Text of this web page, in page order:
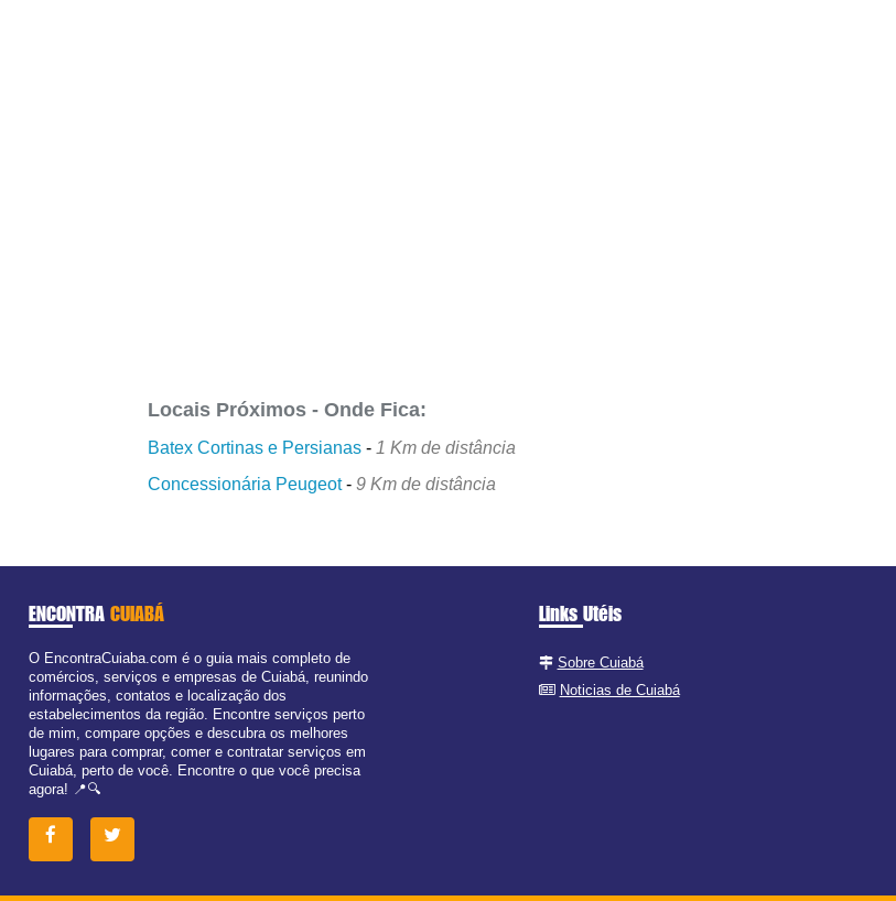
Locais Próximos - Onde Fica:
Batex Cortinas e Persianas - 1 Km de distância
Concessionária Peugeot-9 Km de distância
ENCONTRA CUIABÁ
O EncontraCuiaba.com é o guia mais completo de
comércios, serviços e empresas de Cuiabá, reunindo
informações, contatos e localização dos
estabelecimentos da região. Encontre serviços perto
de mim, compare opções e descubra os melhores
lugares para comprar, comer e contratar serviços em
Cuiabá, perto de você. Encontre o que você precisa
agora! 📍🔍
Links Utéis
Sobre Cuiabá
Noticias de Cuiabá